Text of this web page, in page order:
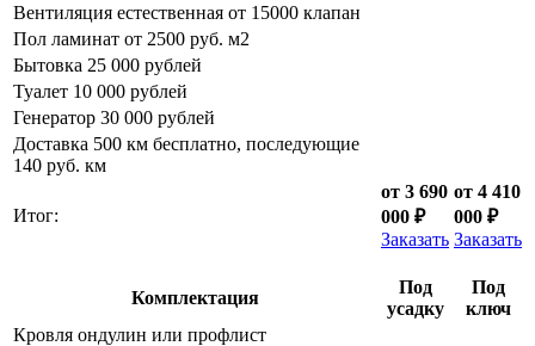
Вентиляция естественная от 15000 клапан
Пол ламинат от 2500 руб. м2
Бытовка 25 000 рублей
Туалет 10 000 рублей
Генератор 30 000 рублей
Доставка 500 км бесплатно, последующие
140 руб. км
Итог:
от 3 690
000 ₽
Заказать
от 4 410
000 ₽
Заказать
Комплектация
Под
усадку
Под
ключ
Кровля ондулин или профлист